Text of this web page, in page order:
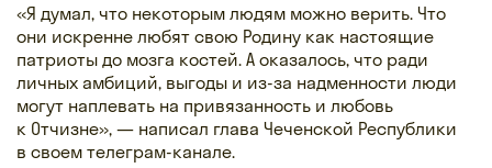
«Я думал, что некоторым людям можно верить. Что
они искренне любят свою Родину как настоящие
патриоты до мозга костей. А оказалось, что ради
личных амбиций, выгоды и из-за надменности люди
могут наплевать на привязанность и любовь
к Отчизне», — написал глава Чеченской Республики
в своем телеграм-канале.